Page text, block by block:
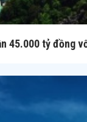
45.000 tỷ đồng